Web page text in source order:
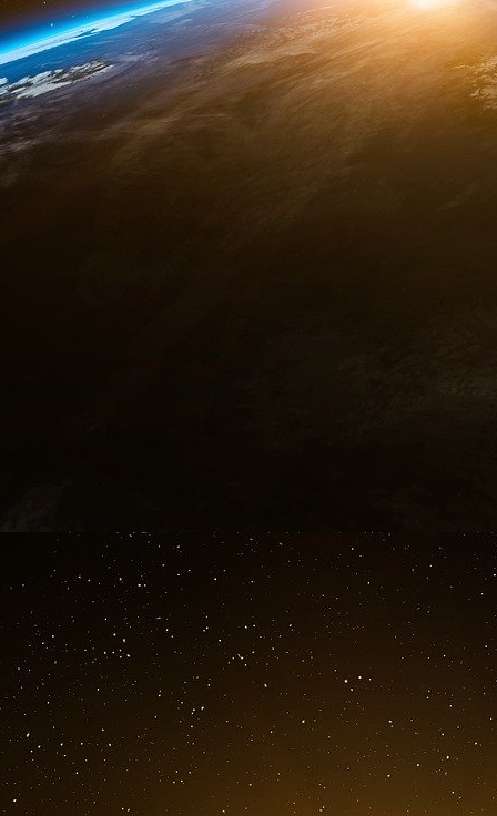
Partons de cet exemple. Imaginez que vous
une corrélation positive statistiquement
peau, ce qui veut dire que les personnes qui
personnes qui font un cancer de le peau.
apparaît dans plusieurs populations de
conclure que l’activité physique peut, d’une
littératie des données. Dans le monde réel,
Toutefois, il existe différentes techniques
recherche pour trouver des preuves
randomisation, les expérimentations
variables. Au-delà des limitations propres aux
ne peuvent pas mesurer des relations
de comprendre que les preuves de
analyses statistiques individuelles mais plutôt
Exemple : maladie cardiaque, régime